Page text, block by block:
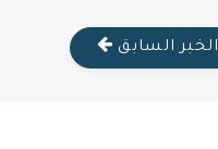
الخبر السابق